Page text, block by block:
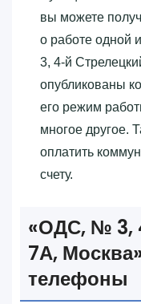
вы можете
о работе одной
3, 4-й
опубликованы
его режим
многое другое.
оплатить
счету.
«‎ОДС, № 3,
7А,
телефоны